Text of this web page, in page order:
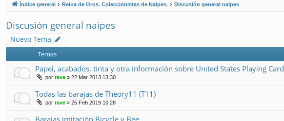
Índice general Reina de Oros. Coleccionistas de Naipes. Discusión general naipes
Discusión general naipes
Nuevo Tema
Temas
Papel, acabados, tinta y otra información sobre United States Playing Card
por rave » 22 Mar 2013 13:30
Todas las barajas de Theory11 (T11)
por rave » 25 Feb 2019 10:28